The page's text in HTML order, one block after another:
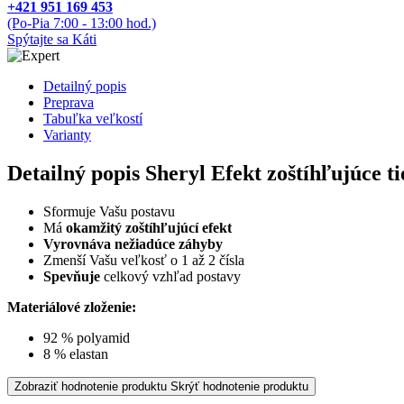
+421 951 169 453
(Po-Pia 7:00 - 13:00 hod.)
Spýtajte sa Káti
Detailný popis
Preprava
Tabuľka veľkostí
Varianty
Detailný popis Sheryl Efekt zoštíhľujúce
Sformuje Vašu postavu
Má okamžitý zoštíhľujúcí efekt
Vyrovnáva nežiadúce záhyby
Zmenší Vašu veľkosť o 1 až 2 čísla
Spevňuje celkový vzhľad postavy
Materiálové zloženie:
92 % polyamid
8 % elastan
Zobraziť hodnotenie produktu Skrýť hodnotenie produktu